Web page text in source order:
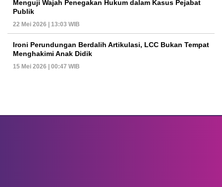
Menguji Wajah Penegakan Hukum dalam Kasus Pejabat
Publik
22 Mei 2026 | 13:03 WIB
Ironi Perundungan Berdalih Artikulasi, LCC Bukan Tempat
Menghakimi Anak Didik
15 Mei 2026 | 00:47 WIB